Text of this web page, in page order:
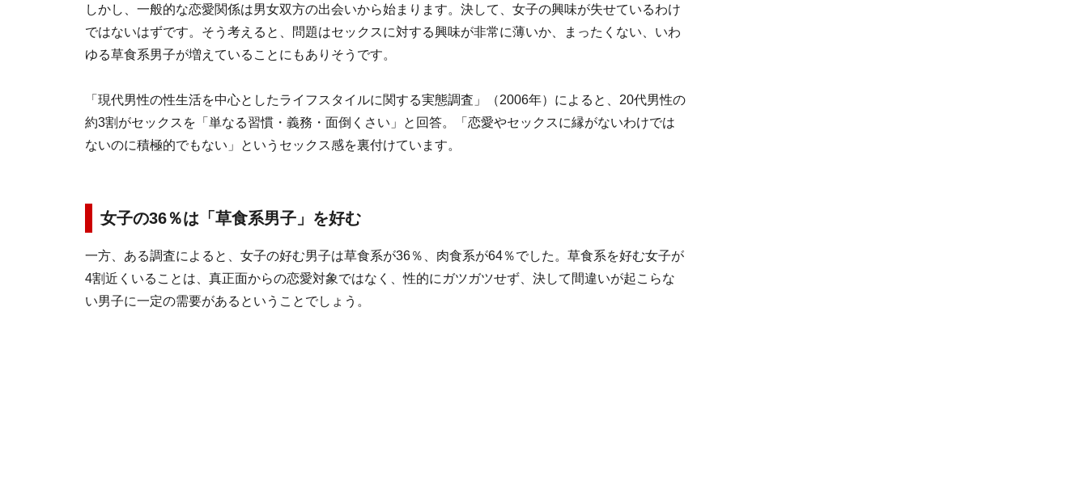
しかし、一般的な恋愛関係は男女双方の出会いから始まります。決して、女子の興味が失せているわけ
ではないはずです。そう考えると、問題はセックスに対する興味が非常に薄いか、まったくない、いわ
ゆる草食系男子が増えていることにもありそうです。
「現代男性の性生活を中心としたライフスタイルに関する実態調査」（2006年）によると、20代男性の
約3割がセックスを「単なる習慣・義務・面倒くさい」と回答。「恋愛やセックスに縁がないわけでは
ないのに積極的でもない」というセックス感を裏付けています。
女子の36％は「草食系男子」を好む
一方、ある調査によると、女子の好む男子は草食系が36％、肉食系が64％でした。草食系を好む女子が
4割近くいることは、真正面からの恋愛対象ではなく、性的にガツガツせず、決して間違いが起こらな
い男子に一定の需要があるということでしょう。